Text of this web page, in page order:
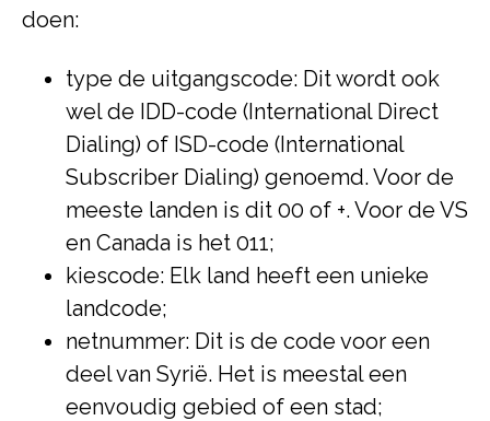
doen:
type de uitgangscode: Dit wordt ook
wel de IDD-code (International Direct
Dialing) of ISD-code (International
Subscriber Dialing) genoemd. Voor de
meeste landen is dit 00 of +. Voor de VS
en Canada is het 011;
kiescode: Elk land heeft een unieke
landcode;
netnummer: Dit is de code voor een
deel van Syrië. Het is meestal een
eenvoudig gebied of een stad;